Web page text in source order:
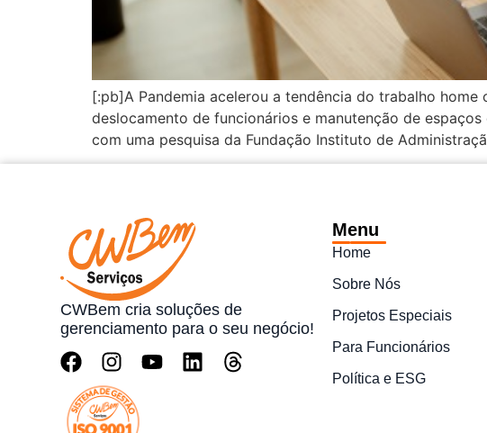
[:pb]A Pandemia acelerou a tendência do trabalho
deslocamento de funcionários e manutenção de
com uma pesquisa da Fundação Instituto de
CWBem cria soluções de
gerenciamento para o seu negócio!
Menu
Home
Sobre Nós
Projetos Especiais
Para Funcionários
Política e ESG